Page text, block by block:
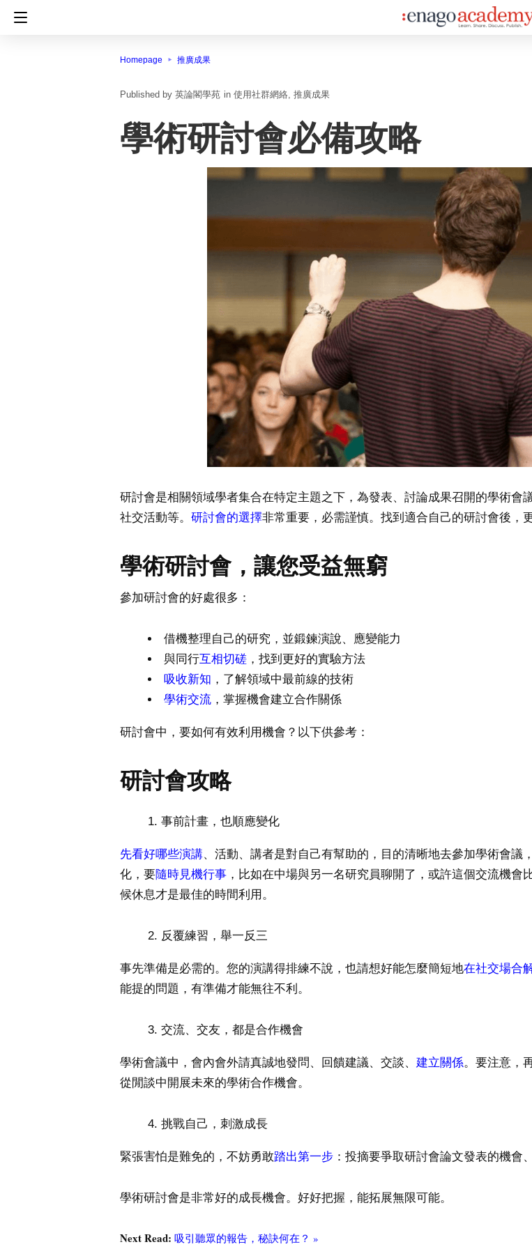
Homepage 推廣成果
英論閣學苑 in 使用社群網絡 推廣成果
學術研討會必備攻略
研討會是相關領域學者集合在特定主題之下，為發表、討論成果召開的學術會
社交活動等。 研討會的選擇非常重要，必需謹慎。找到適合自己的研討會後，
學術研討會，讓您受益無窮
參加研討會的好處很多：
借機整理自己的研究，並鍛鍊演說、應變能力
與同行互相切磋 ，找到更好的實驗方法
吸收新知 ，了解領域中最前線的技術
學術交流 ，掌握機會建立合作關係
研討會中，要如何有效利用機會？以下供參考：
研討會攻略
事前計畫，也順應變化
先看好哪些演講、活動、講者是對自己有幫助的，目的清晰地去參加學術會
化，要隨時見機行事 ，比如在中場與另一名研究員聊開了，或許這個交流機
候休息才是最佳的時間利用。
反覆練習，舉一反三
事先準備是必需的。您的演講得排練不說，也請想好能怎麼簡短地在社交場合
能提的問題，有準備才能無往不利。
交流、交友，都是合作機會
學術會議中，會內會外請真誠地發問、回饋建議、交談、 建立關係。要注意，
從閒談中開展未來的學術合作機會。
挑戰自己，刺激成長
緊張害怕是難免的，不妨勇敢踏出第一步 ：投摘要爭取研討會論文發表的機會
學術研討會是非常好的成長機會。好好把握，能拓展無限可能。
Next Read: 吸引聽眾的報告，秘訣何在？ »